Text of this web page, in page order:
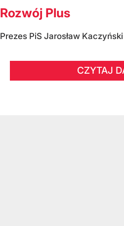
Rozwój Plus
Prezes PiS Jarosław Kaczyński
CZYTAJ